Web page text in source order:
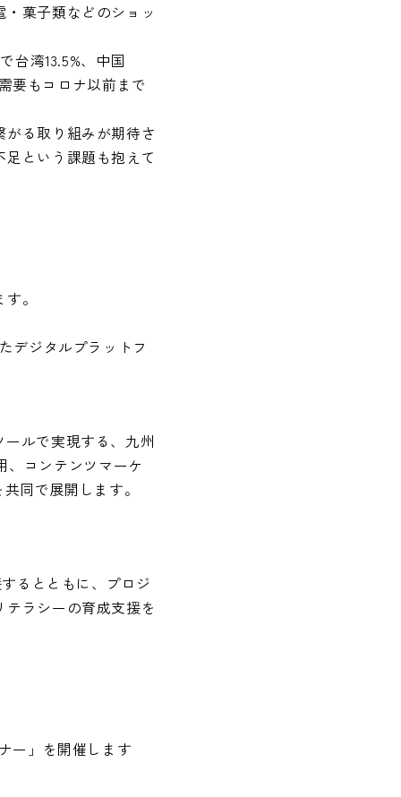
菓子類などのショッ
台湾13.5%、中国
要もコロナ以前まで
る取り組みが期待さ
という課題も抱えて
。
デジタルプラットフ
ルで実現する、九州
コンテンツマーケ
同で展開します。
るとともに、プロジ
ラシーの育成支援を
ー」を開催します